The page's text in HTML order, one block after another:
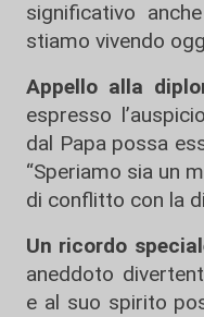
significativo
stiamo vivendo
Appello alla
espresso
dal Papa possa
“Speriamo sia un
di conflitto con la
Un ricordo
aneddoto
e al suo spirito